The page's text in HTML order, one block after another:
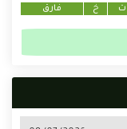
ت خ فارق